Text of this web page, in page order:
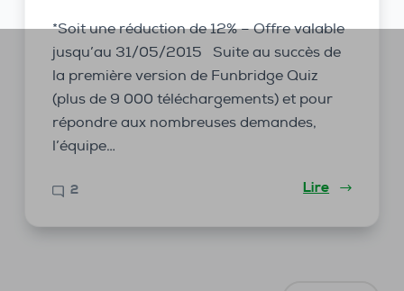
*Soit une réduction de 12% – Offre valable
jusqu’au 31/05/2015 Suite au succès de
la première version de Funbridge Quiz
(plus de 9 000 téléchargements) et pour
répondre aux nombreuses demandes,
l’équipe…
2 Lire